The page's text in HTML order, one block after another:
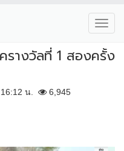
รางวัลที่ 1 สองครั้ง
น. 6,945